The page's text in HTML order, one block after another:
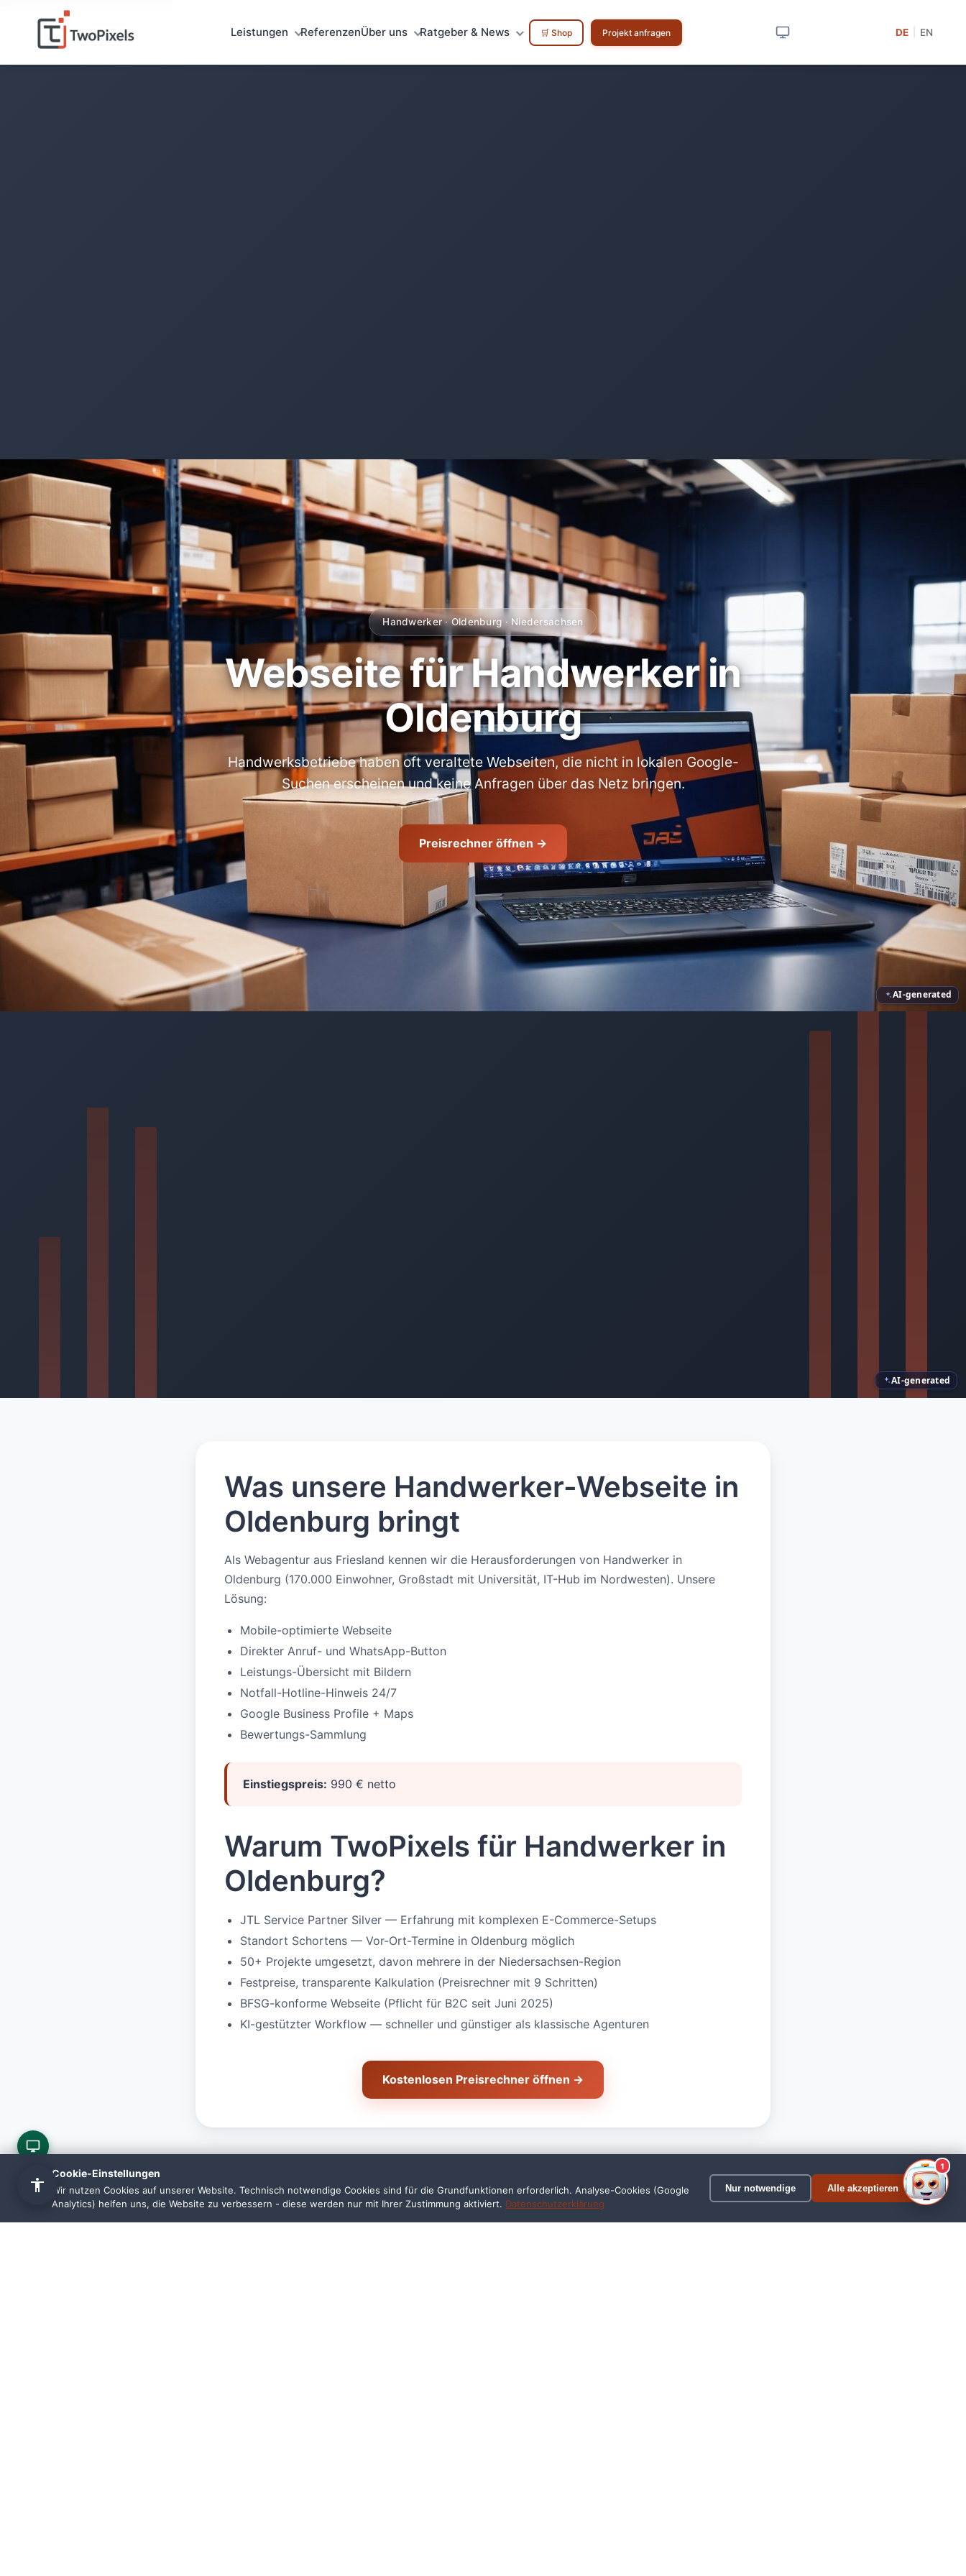
Leistungen ReferenzenÜber uns Ratgeber & News 🛒 Shop Projekt anfragen DE EN
AI-generated
AI-generated
Handwerker · Oldenburg · Niedersachsen
Webseite für Handwerker in
Oldenburg
Handwerksbetriebe haben oft veraltete Webseiten, die nicht in lokalen Google-
Suchen erscheinen und keine Anfragen über das Netz bringen.
Preisrechner öffnen →
Was unsere Handwerker-Webseite in
Oldenburg bringt
Als Webagentur aus Friesland kennen wir die Herausforderungen von Handwerker in
Oldenburg (170.000 Einwohner, Großstadt mit Universität, IT-Hub im Nordwesten). Unsere
Lösung:
Mobile-optimierte Webseite
Direkter Anruf- und WhatsApp-Button
Leistungs-Übersicht mit Bildern
Notfall-Hotline-Hinweis 24/7
Google Business Profile + Maps
Bewertungs-Sammlung
Einstiegspreis: 990 € netto
Warum TwoPixels für Handwerker in
Oldenburg?
JTL Service Partner Silver — Erfahrung mit komplexen E-Commerce-Setups
Standort Schortens — Vor-Ort-Termine in Oldenburg möglich
50+ Projekte umgesetzt, davon mehrere in der Niedersachsen-Region
Festpreise, transparente Kalkulation (Preisrechner mit 9 Schritten)
BFSG-konforme Webseite (Pflicht für B2C seit Juni 2025)
KI-gestützter Workflow — schneller und günstiger als klassische Agenturen
Kostenlosen Preisrechner öffnen →
Cookie-Einstellungen
Wir nutzen Cookies auf unserer Website. Technisch notwendige Cookies sind für die Grundfunktionen erforderlich. Analyse-Cookies (Google
Analytics) helfen uns, die Website zu verbessern - diese werden nur mit Ihrer Zustimmung aktiviert. Datenschutzerklärung
Nur notwendige Alle akzeptieren
1